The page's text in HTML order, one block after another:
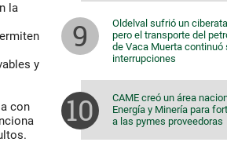
la
y
con
Oldelval sufrió un
pero el transporte del
de Vaca Muerta continuó
interrupciones
CAME creó un área
Energía y Minería para
a las pymes proveedoras